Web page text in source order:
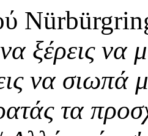
ξέρεις να
να σιωπά
τα